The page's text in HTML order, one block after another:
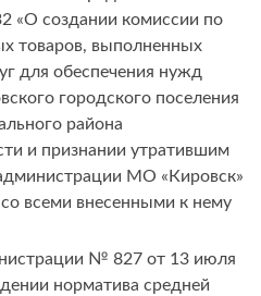
«О создании комиссии по
товаров, выполненных
для обеспечения нужд
городского поселения
района
и признании утратившим
МО «Кировск»
всеми внесенными к нему
№ 827 от 13 июля
норматива средней